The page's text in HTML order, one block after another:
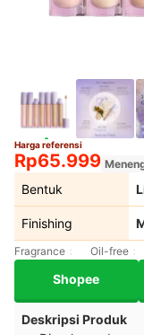
Harga referensi
Rp65.999
Bentuk
Finishing
Fragrance Oil-free
Shopee
Deskripsi Produk